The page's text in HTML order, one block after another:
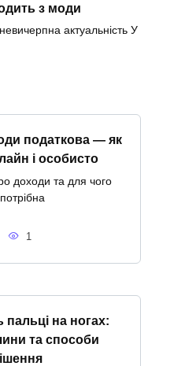
з моди
актуальність У
податкова — як
і особисто
доходи та для чого
1
на ногах:
та способи